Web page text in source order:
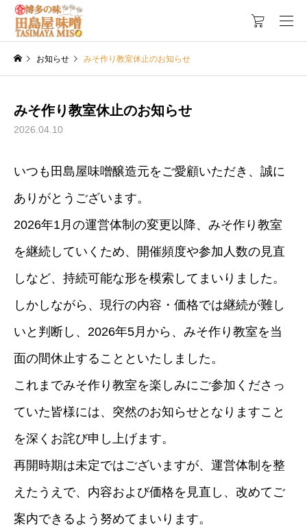
お知らせ みそ作り教室休止のお知らせ
みそ作り教室休止のお知らせ
2026.04.10
いつも田島屋味噌醸造元をご愛顧いただき、誠に
ありがとうございます。
2026年1月の運営体制の変更以降、みそ作り教室
を継続していくため、開催頻度や参加人数の見直
しなど、持続可能な形を模索してまいりました。
しかしながら、現行の内容・価格では継続が難し
いと判断し、2026年5月から、みそ作り教室を当
面の間休止することといたしました。
これまでみそ作り教室を楽しみにご参加くださっ
ていた皆様には、突然のお知らせとなりますこと
を深くお詫び申し上げます。
再開時期は未定ではございますが、運営体制を整
えたうえで、内容および価格を見直し、改めてご
案内できるよう努めてまいります。